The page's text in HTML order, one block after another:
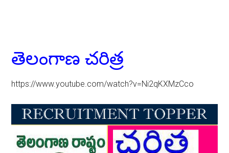
తెలంగాణ చరిత్ర
https://www.youtube.com/watch?v=Ni2qKXMzCco